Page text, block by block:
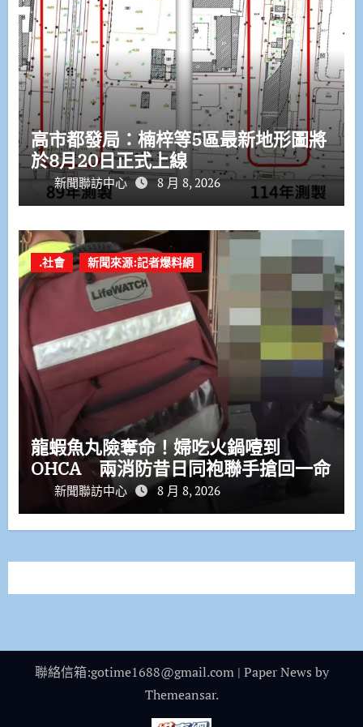
高市都發局：楠梓等5區最新地形圖將
於8月20日正式上線
新聞聯訪中心 8 月 8, 2026
.社會 新聞來源:記者爆料網
龍蝦魚丸險奪命！婦吃火鍋噎到
OHCA 兩消防昔日同袍聯手搶回一命
新聞聯訪中心 8 月 8, 2026
聯絡信箱:gotime1688@gmail.com | Paper News by
Themeansar.